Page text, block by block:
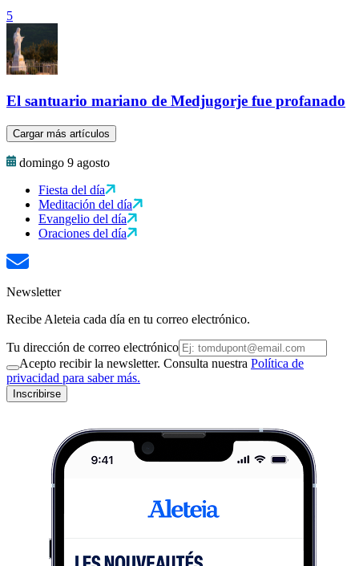
5
El santuario mariano de Medjugorje fue profanado
Cargar más artículos
domingo 9 agosto
Fiesta del día
Meditación del día
Evangelio del día
Oraciones del día
Newsletter
Recibe Aleteia cada día en tu correo electrónico.
Tu dirección de correo electrónico
Acepto recibir la newsletter. Consulta nuestra Política de
privacidad para saber más.
Inscribirse